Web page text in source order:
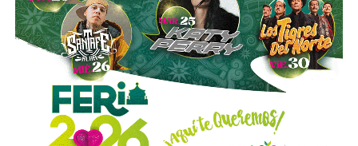
su portafolio de proyectos de agua, junto con reportes de
la revista Expansióny los reportes anuales de Grupo
Carso, que reportan el avance de la construcción en 2008 y
su conclusión en 2012. Es decir:antes de cobrar por
operar el acueducto, Slim ya había cobrado por
levantarlo.
El otro bloque,Conoinsa/Empresas ICA
(50.999% del